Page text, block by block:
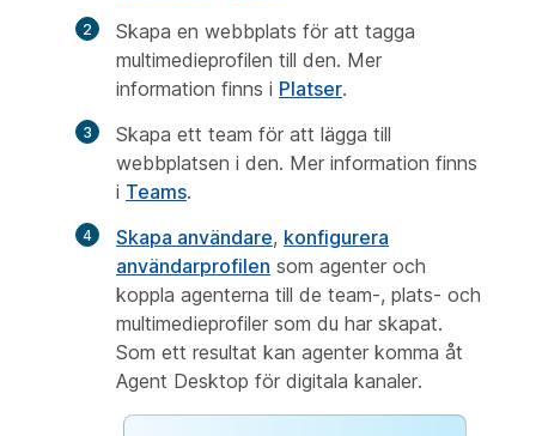
Skapa en webbplats för att tagga
multimedieprofilen till den. Mer
information finns i Platser.
Skapa ett team för att lägga till
webbplatsen i den. Mer information finns
i Teams.
Skapa användare, konfigurera
användarprofilen som agenter och
koppla agenterna till de team-, plats- och
multimedieprofiler som du har skapat.
Som ett resultat kan agenter komma åt
Agent Desktop för digitala kanaler.